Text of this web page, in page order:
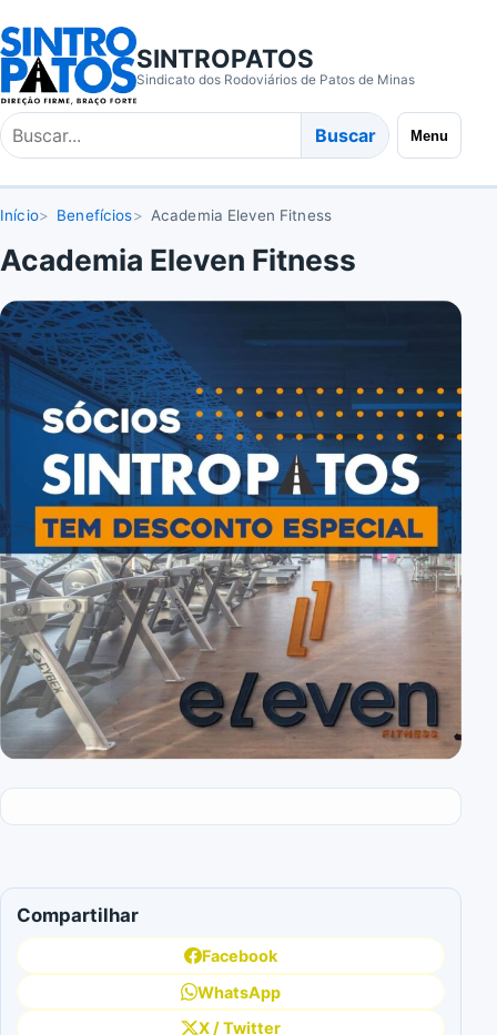
SINTROPATOS
Sindicato dos Rodoviários de Patos de Minas
Buscar
no
site
Buscar Menu
Início Benefícios Academia Eleven Fitness
Academia Eleven Fitness
Compartilhar
Facebook
WhatsApp
X / Twitter